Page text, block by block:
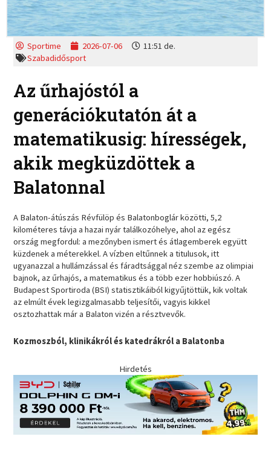
Sportime 2026-07-06
11:51 de.
Szabadidősport
Az űrhajóstól a
generációkutatón át a
matematikusig: hírességek,
akik megküzdöttek a
Balatonnal
A Balaton-átúszás Révfülöp és Balatonboglár közötti, 5,2
kilométeres távja a hazai nyár találkozóhelye, ahol az egész
ország megfordul: a mezőnyben ismert és átlagemberek együtt
küzdenek a méterekkel. A vízben eltűnnek a titulusok, itt
ugyanazzal a hullámzással és fáradtsággal néz szembe az olimpiai
bajnok, az űrhajós, a matematikus és a több ezer hobbiúszó. A
Budapest Sportiroda (BSI) statisztikáiból kigyűjtöttük, kik voltak
az elmúlt évek legizgalmasabb teljesítői, vagyis kikkel
osztozhattak már a Balaton vizén a résztvevők.
Kozmoszból, klinikákról és katedrákról a Balatonba
Hirdetés